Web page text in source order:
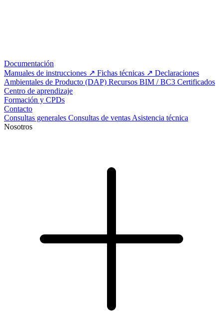
Documentación
Manuales de instrucciones
Fichas técnicas
Declaraciones
Ambientales de Producto (DAP) Recursos BIM / BC3 Certificados
Centro de aprendizaje
Formación y CPDs
Contacto
Consultas generales Consultas de ventas Asistencia técnica
Nosotros